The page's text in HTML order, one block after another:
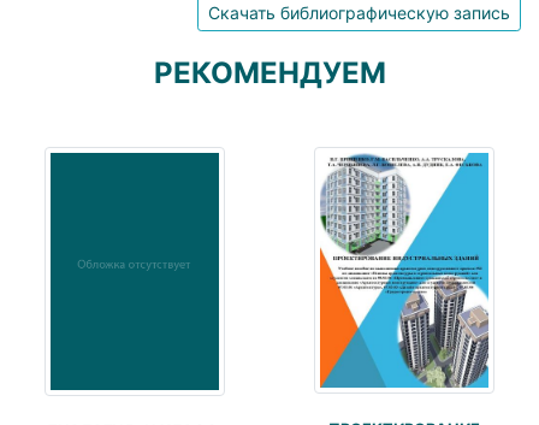
Скачать библиографическую запись
РЕКОМЕНДУЕМ